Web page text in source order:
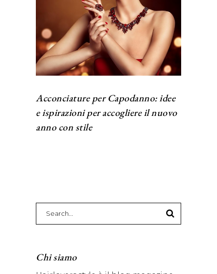
Acconciature per Capodanno: idee
e ispirazioni per accogliere il nuovo
anno con stile
for:
Chi siamo